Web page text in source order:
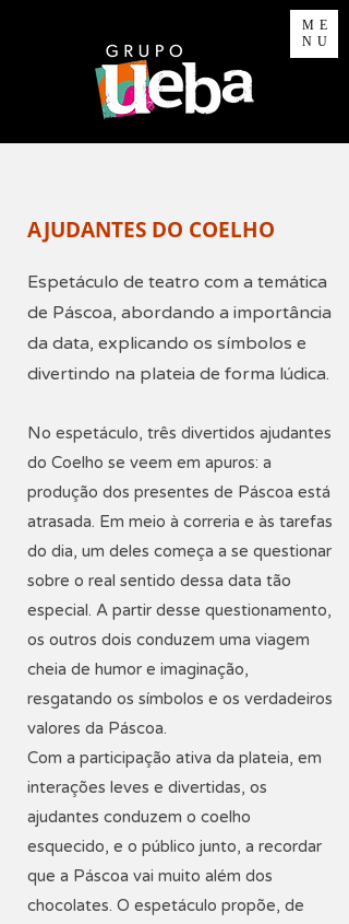
ME
NU
AJUDANTES DO COELHO
Espetáculo de teatro com a temática
de Páscoa, abordando a importância
da data, explicando os símbolos e
divertindo na plateia de forma lúdica.
No espetáculo, três divertidos ajudantes
do Coelho se veem em apuros: a
produção dos presentes de Páscoa está
atrasada. Em meio à correria e às tarefas
do dia, um deles começa a se questionar
sobre o real sentido dessa data tão
especial. A partir desse questionamento,
os outros dois conduzem uma viagem
cheia de humor e imaginação,
resgatando os símbolos e os verdadeiros
valores da Páscoa.
Com a participação ativa da plateia, em
interações leves e divertidas, os
ajudantes conduzem o coelho
esquecido, e o público junto, a recordar
que a Páscoa vai muito além dos
chocolates. O espetáculo propõe, de